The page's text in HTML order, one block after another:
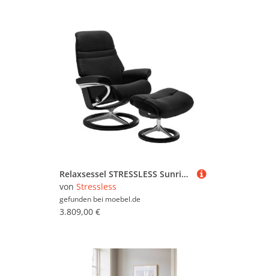
Relaxsessel STRESSLESS Sunrise , schwarz (schwarz paloma), B:92cm H:105cm T:80cm, Leder BATICK: BATICK ist ein leicht korrigiertes, durchgefärbtes und genarbtes Möbelleder, bei dem die meisten Unebenheiten und Spuren in der Regel entfernt wurden.;Leder PA
von Stressless
gefunden bei moebel.de
3.809,00 €